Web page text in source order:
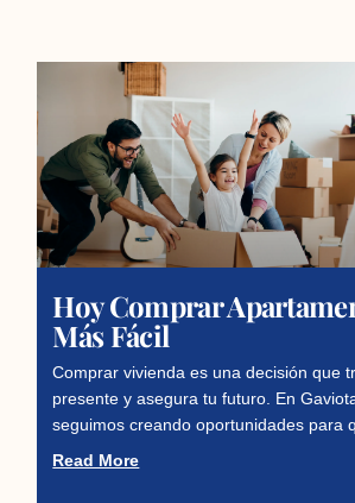
Hoy Comprar
Más Fácil
Comprar vivienda es una decisión que
presente y asegura tu futuro. En
seguimos creando oportunidades para
Read More